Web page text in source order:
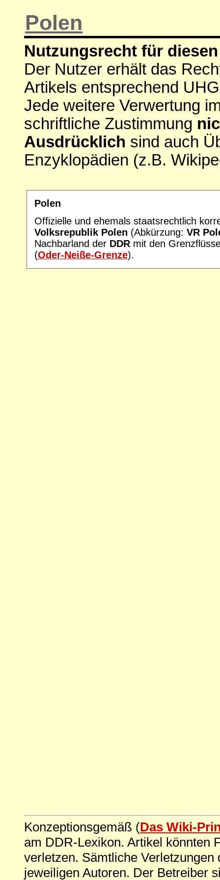
Polen
Nutzungsrecht für
Der Nutzer erhält das
Artikels entsprechend
Jede weitere Verwertung
schriftliche Zustimmung
Ausdrücklich sind auch
Enzyklopädien (z.B.
Polen
Offizielle und ehemals staatsrechtlich
Volksrepublik Polen (Abkürzung: VR
Nachbarland der DDR mit den
(Oder-Neiße-Grenze).
Konzeptionsgemäß (Das Wiki-
am DDR-Lexikon. Artikel könnten
verletzen. Sämtliche
jeweiligen Autoren. Der Betreiber